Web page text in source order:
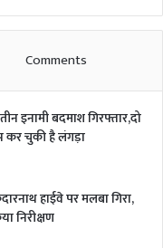
Comments
इनामी बदमाश गिरफ्तार,दो
कर चुकी है लंगड़ा
हाईवे पर मलबा गिरा,
निरीक्षण